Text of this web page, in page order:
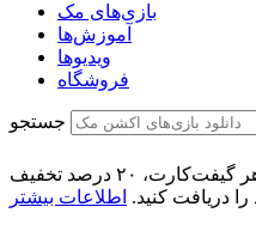
بازی‌های مک
آموزش‌ها
ویدیو‌ها
فروشگاه
جستجو
تا تاریخ ۳۰ مرداد ۱۴۰۵ با خرید هر گیفت‌کارت، ۲۰ درصد تخفیف
دریافت کنید. اطلاعات بیشتر